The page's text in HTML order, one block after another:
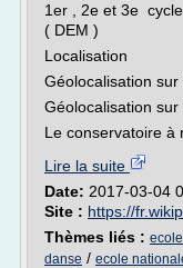
1er , 2e et 3e
( DEM )
Localisation
Géolocalisation
Géolocalisation
Le conservatoire à
Lire la suite
Date: 2017-03-04
Site : https://
Thèmes liés :
danse / ecole